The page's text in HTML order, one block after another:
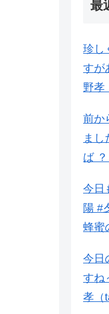
最
珍し
すが
野孝
前か
まし
ば
今日
陽 #
蜂蜜
今日
すね
孝（